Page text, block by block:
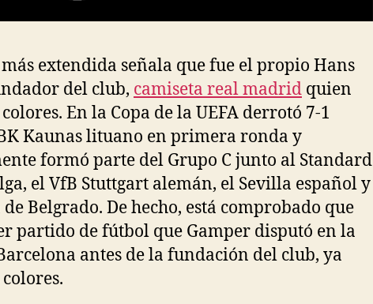
extendida señala que fue el propio Hans
del club, camiseta real madrid quien
En la Copa de la UEFA derrotó 7-1
Kaunas lituano en primera ronda y
formó parte del Grupo C junto al Standard
el VfB Stuttgart alemán, el Sevilla español y
Belgrado. De hecho, está comprobado que
partido de fútbol que Gamper disputó en la
antes de la fundación del club, ya